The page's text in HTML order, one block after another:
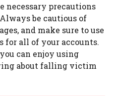
necessary precautions
be cautious of
and make sure to use
for all of your accounts.
can enjoy using
about falling victim